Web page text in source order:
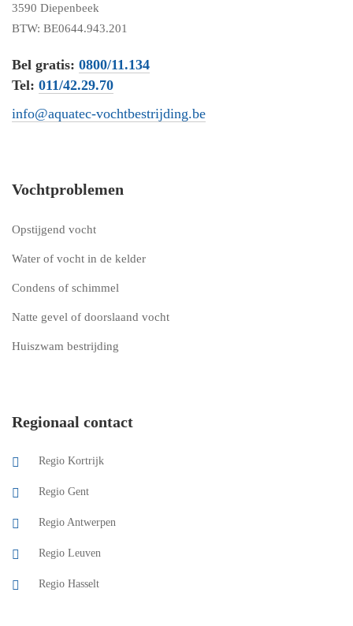
3590 Diepenbeek
BTW: BE0644.943.201
Bel gratis: 0800/11.134
Tel: 011/42.29.70
info@aquatec-vochtbestrijding.be
Vochtproblemen
Opstijgend vocht
Water of vocht in de kelder
Condens of schimmel
Natte gevel of doorslaand vocht
Huiszwam bestrijding
Regionaal contact
Regio Kortrijk
Regio Gent
Regio Antwerpen
Regio Leuven
Regio Hasselt